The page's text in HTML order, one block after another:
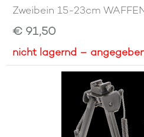
Zweibein 15-23cm
€ 91,50
nicht lagernd –